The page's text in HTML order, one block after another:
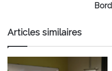
Articles similaires